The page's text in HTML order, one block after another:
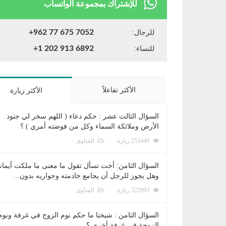
للإشتراك بمجموعة الواتساب
للرجال: +962 77 675 7052
للنساء: +1 202 913 6892
الأكثر زيارة الأكثر تفاعلاً
السؤال الثالث عشر : حكم دعاء ( اللهم سخر لي جنود
الأرض وملائكة السماء وكل من فوضته أمري ) ؟
الفتاوى
السؤال الثامن: أخت تسأل تقول ما معنى ما ملكت
وهل يجوز للرجل أن يجامع خادمته وجواريه بدون...
الفتاوى
السؤال الثامن : شيخنا ما حكم نوم الزوج في غرفة